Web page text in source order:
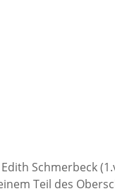
Schmerbeck
Teil des